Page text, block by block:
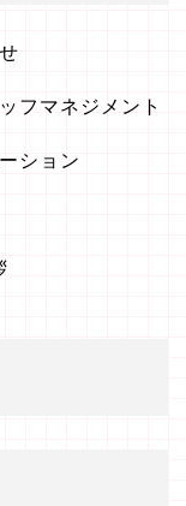
フマネジメント
ション